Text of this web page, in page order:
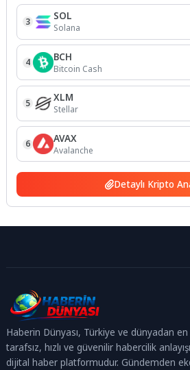
3 SOL
Solana
4 BCH
Bitcoin Cash
5 XLM
Stellar
6 AVAX
Avalanche
Detaylı Kripto
Haberin Dünyası, Türkiye ve dünyadan
tarafsız, hızlı ve güvenilir habercilik
dijital haber platformudur. Gündemden